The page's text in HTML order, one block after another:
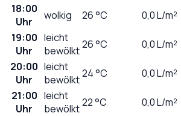
18:00
Uhr
wolkig 26°C 0,0L/m²
19:00
Uhr
leicht
bewölkt26°C 0,0L/m²
20:00
Uhr
leicht
bewölkt24°C 0,0L/m²
21:00
Uhr
leicht
bewölkt22°C 0,0L/m²